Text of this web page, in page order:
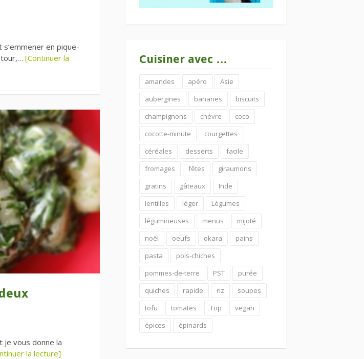
en pique-
[Continuer la
je vous donne la
la lecture]
Cuisiner avec …
amandes apéro
Asie
aubergines
bananes
biscuits
champignons
chèvre
coco
cocotte-minute
courgettes
céréales
desserts
facile
fromages
fêtes
giraumons
gratins
gâteaux
Inde
lentilles
léger
Légumes
légumineuses
menus
mijoté
noël
oeufs okara
pains
pasta
pois-chiches
pommes-de-terre
PST
purée
quiches
rapide riz
soupes
tofu
tomates Top
vegan
épices
épinards